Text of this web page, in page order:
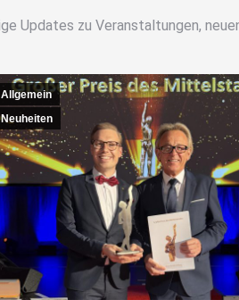
Updates zu Veranstaltungen,
Allgemein
Neuheiten